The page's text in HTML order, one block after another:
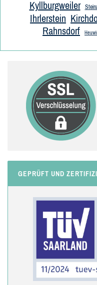
Kyllburgweiler
Ihrlerstein
Rahnsdorf
GEPRÜFT UND